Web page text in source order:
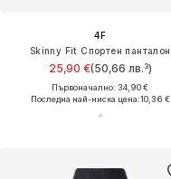
4F
Skinny Fit Спортен панталон
25,90 €(50,66 лв.³)
Първоначално: 34,90 €
Последна най-ниска цена:10,36 €